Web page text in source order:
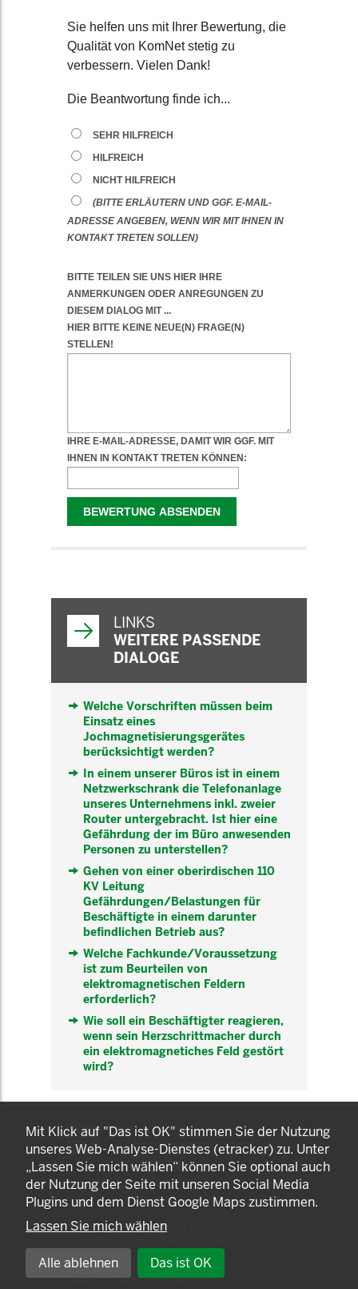
LINKS
WEITERE PASSENDE
DIALOGE
Welche Vorschriften müssen beim
Einsatz eines
Jochmagnetisierungsgerätes
berücksichtigt werden?
In einem unserer Büros ist in einem
Netzwerkschrank die Telefonanlage
unseres Unternehmens inkl. zweier
Router untergebracht. Ist hier eine
Gefährdung der im Büro anwesenden
Personen zu unterstellen?
Gehen von einer oberirdischen 110
KV Leitung
Gefährdungen/Belastungen für
Beschäftigte in einem darunter
befindlichen Betrieb aus?
Welche Fachkunde/Voraussetzung
ist zum Beurteilen von
elektromagnetischen Feldern
erforderlich?
Wie soll ein Beschäftigter reagieren,
wenn sein Herzschrittmacher durch
ein elektromagnetiches Feld gestört
wird?
KOMNET
GUT BERATEN. GESUND
ARBEITEN.
© 2025 LANDESAMT FÜR GESUNDHEIT UND
EINSTELLUNGEN ZUR PRIVATSPHÄRE
IMPRESSUMDATENSCHUTZAGB
Mit Klick auf "Das ist OK" stimmen Sie der Nutzung
unseres Web-Analyse-Dienstes (etracker) zu. Unter
„Lassen Sie mich wählen“ können Sie optional auch
der Nutzung der Seite mit unseren Social Media
Plugins und dem Dienst Google Maps zustimmen.
Lassen Sie mich wählen
Alle ablehnen Das ist OK